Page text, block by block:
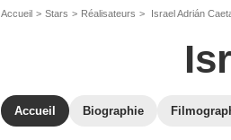
Accueil Stars Réalisateurs Israel Adrián
Accueil Biographie